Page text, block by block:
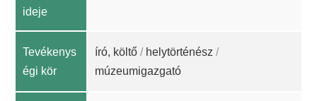
ideje
Tevékenys
égi kör
író, költő / helytörténész /
múzeumigazgató